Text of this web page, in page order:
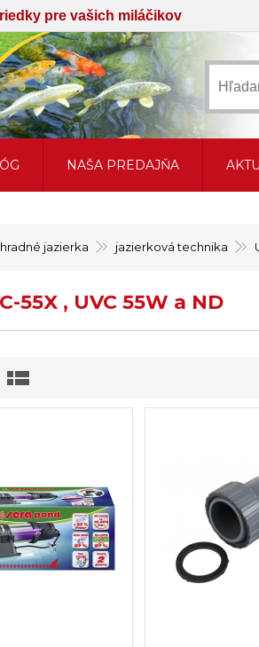
pre vašich miláčikov
jazierka jazierková technika
55X , UVC 55W a ND
NAŠA PREDAJŇA